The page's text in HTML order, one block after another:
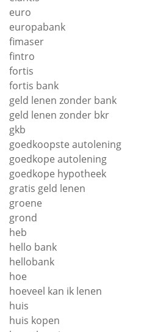
euro
europabank
fimaser
fintro
fortis
fortis bank
geld lenen zonder bank
geld lenen zonder bkr
gkb
goedkoopste autolening
goedkope autolening
goedkope hypotheek
gratis geld lenen
groene
grond
heb
hello bank
hellobank
hoe
hoeveel kan ik lenen
huis
huis kopen